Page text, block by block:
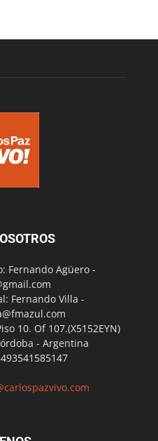
Fernando Agüero -
Fernando Villa -
10. Of 107.(X5152EYN)
- Argentina